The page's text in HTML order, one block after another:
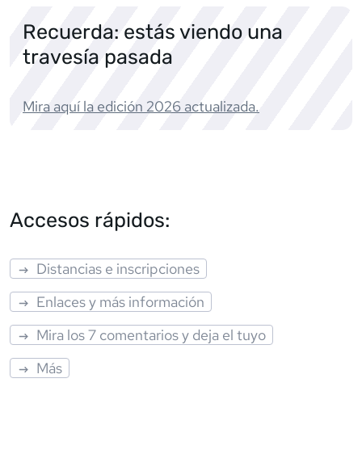
Recuerda: estás viendo una
travesía pasada
Mira aquí la edición 2026 actualizada.
Accesos rápidos:
Distancias e inscripciones
Enlaces y más información
Mira los 7 comentarios y deja el tuyo
Más